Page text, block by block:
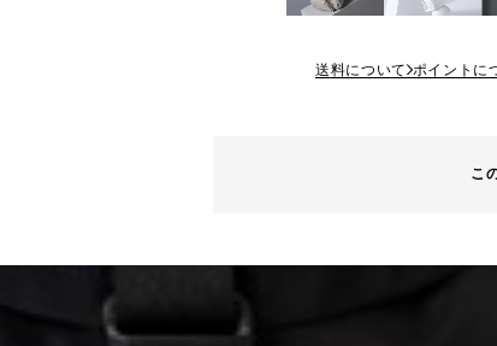
送料について ポイントに
こ